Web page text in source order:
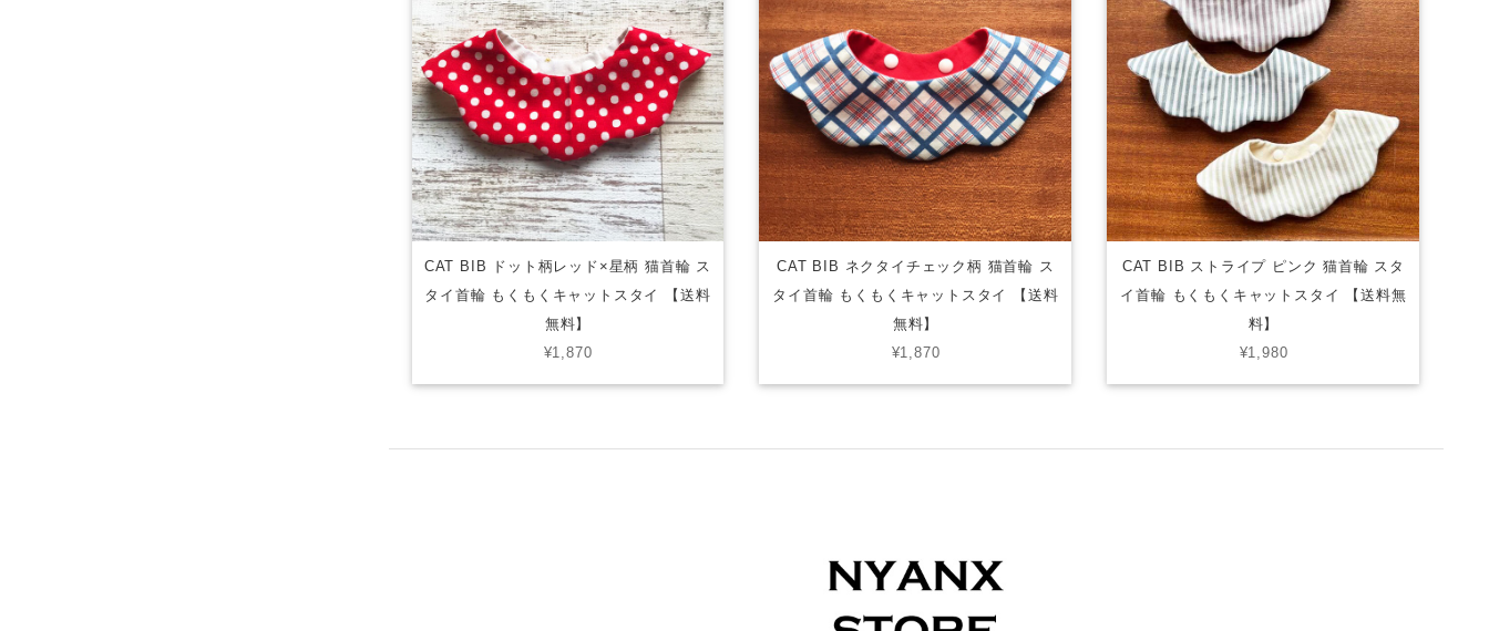
CAT BIB ドット柄レッド×星柄 猫首輪 ス
タイ首輪 もくもくキャットスタイ 【送料
無料】
¥1,870
CAT BIB ネクタイチェック柄 猫首輪 ス
タイ首輪 もくもくキャットスタイ 【送料
無料】
¥1,870
CAT BIB ストライプ ピンク 猫首輪 スタ
イ首輪 もくもくキャットスタイ 【送料無
料】
¥1,980